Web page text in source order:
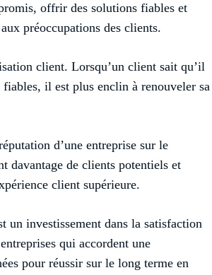
offrir des solutions fiables et
préoccupations des clients.
client. Lorsqu’un client sait qu’il
il est plus enclin à renouveler sa
d’une entreprise sur le
davantage de clients potentiels et
client supérieure.
un investissement dans la satisfaction
qui accordent une
pour réussir sur le long terme en